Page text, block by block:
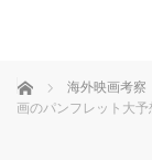
ホーム 海外映画考察
画のパンフレット大